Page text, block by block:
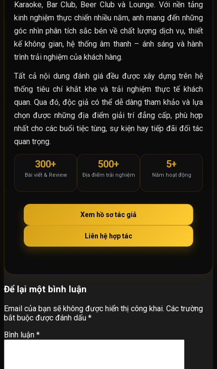
Karaoke, Bar Club, Beer Club và Lounge. Với nền tảng
kinh nghiệm thực chiến nhiều năm, anh mang đến những
góc nhìn phân tích sắc bén về chất lượng dịch vụ, thiết
kế không gian, hệ thống âm thanh – ánh sáng và hành
trình trải nghiệm của khách hàng.
Tất cả nội dung đánh giá đều được xây dựng trên hệ
thống tiêu chí khắt khe và trải nghiệm thực tế khách
quan. Qua đó, độc giả có thể dễ dàng tham khảo và lựa
chọn được những địa điểm giải trí đẳng cấp, phù hợp
nhất cho các buổi tiệc tùng, sự kiện hay tiếp đãi đối tác
quan trọng.
300+
Bài viết & Review
500+
Địa điểm trải nghiệm
5+
Năm hoạt động
Xem hồ sơ tác giả
Liên hệ hợp tác
Để lại một bình luận
Email của bạn sẽ không được hiển thị công khai. Các trường
bắt buộc được đánh dấu *
Bình luận *